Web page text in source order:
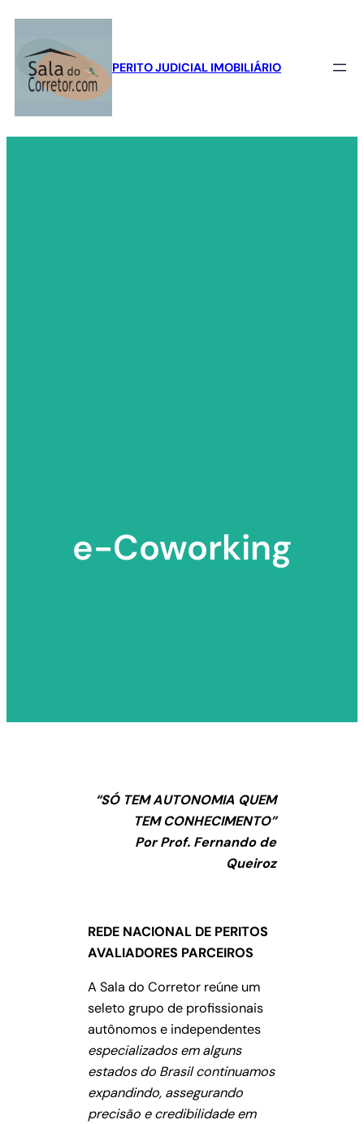
Pular
conteúdo
PERITO JUDICIAL IMOBILIÁRIO
e-Coworking
“SÓ TEM AUTONOMIA QUEM
TEM CONHECIMENTO”
Por Prof. Fernando de
Queiroz
REDE NACIONAL DE PERITOS
AVALIADORES PARCEIROS
A Sala do Corretor reúne um
seleto grupo de profissionais
autônomos e independentes
especializados em alguns
estados do Brasil continuamos
expandindo, assegurando
precisão e credibilidade em